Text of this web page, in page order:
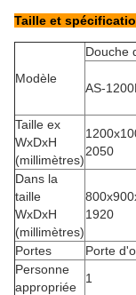
Taille et
Modèle
Douche
AS-
Taille ex
WxDxH
(millimètres)
2050
Dans la
taille
WxDxH
(millimètres)
1920
Portes
Porte
Personne
appropriée
1